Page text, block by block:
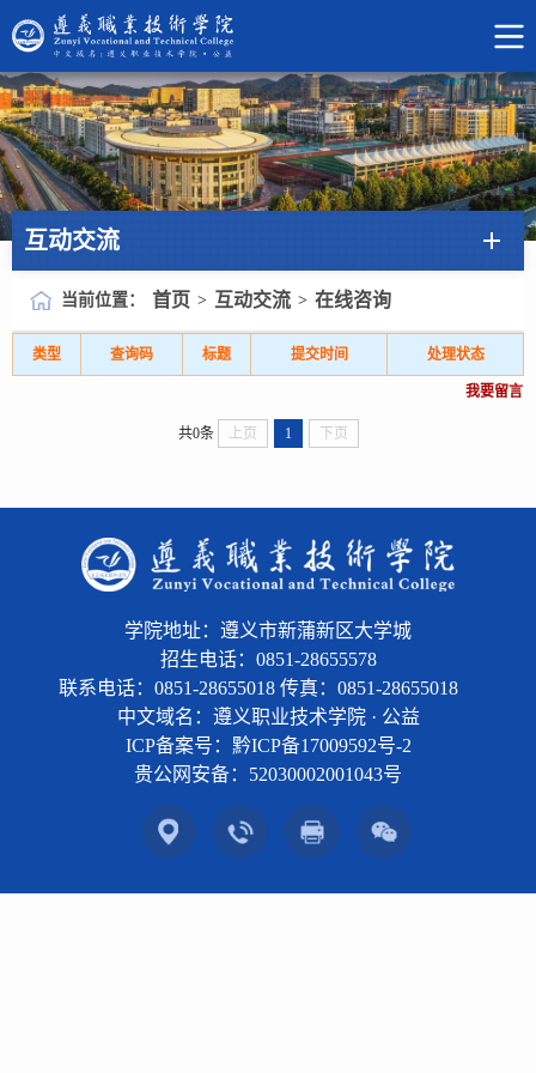
互动交流
当前位置： 首页 > 互动交流 > 在线咨询
类型 查询码 标题 提交时间 处理状态
我要留言
共0条 上页 1 下页
学院地址：遵义市新蒲新区大学城
招生电话：0851-28655578
联系电话：0851-28655018 传真：0851-28655018
中文域名：遵义职业技术学院 · 公益
ICP备案号：黔ICP备17009592号-2
贵公网安备： 52030002001043号